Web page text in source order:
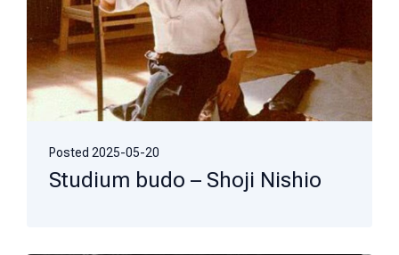
Posted 2025-05-20
Studium budo – Shoji Nishio